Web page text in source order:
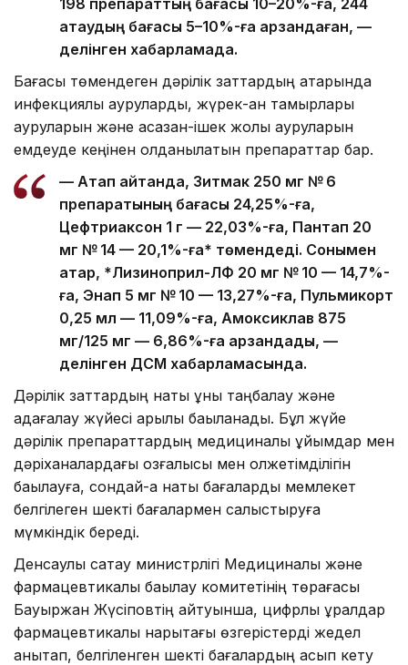
атаудың бағасы 5–10%-ға арзандаған, —
делінген хабарламада.
Бағасы төмендеген дәрілік заттардың қатарында
инфекциялық ауруларды, жүрек-қан тамырлары
ауруларын және асқазан-ішек жолы ауруларын
емдеуде кеңінен қолданылатын препараттар бар.
— Атап айтқанда, Зитмак 250 мг № 6
препаратының бағасы 24,25%-ға,
Цефтриаксон 1 г — 22,03%-ға, Пантап 20
мг № 14 — 20,1%-ға* төмендеді. Сонымен
қатар, *Лизиноприл-ЛФ 20 мг № 10 — 14,7%-
ға, Энап 5 мг № 10 — 13,27%-ға, Пульмикорт
0,25 мл — 11,09%-ға, Амоксиклав 875
мг/125 мг — 6,86%-ға арзандады, —
делінген ДСМ хабарламасында.
Дәрілік заттардың нақты құны таңбалау және
қадағалау жүйесі арқылы бақыланады. Бұл жүйе
дәрілік препараттардың медициналық ұйымдар мен
дәріханалардағы қозғалысы мен қолжетімділігін
бақылауға, сондай-ақ нақты бағаларды мемлекет
белгілеген шекті бағалармен салыстыруға
мүмкіндік береді.
Денсаулық сақтау министрлігі Медициналық және
фармацевтикалық бақылау комитетінің төрағасы
Бауыржан Жүсіповтің айтуынша, цифрлық құралдар
фармацевтикалық нарықтағы өзгерістерді жедел
анықтап, белгіленген шекті бағалардың асып кету